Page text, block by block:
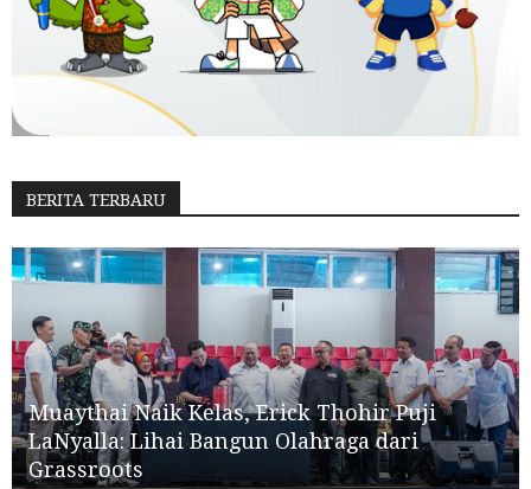
BERITA TERBARU
Muaythai Naik Kelas, Erick Thohir Puji
LaNyalla: Lihai Bangun Olahraga dari
Grassroots